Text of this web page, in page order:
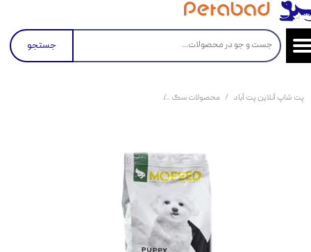
جستجو
پت شاپ آنلاین پت آباد محصولات سگ